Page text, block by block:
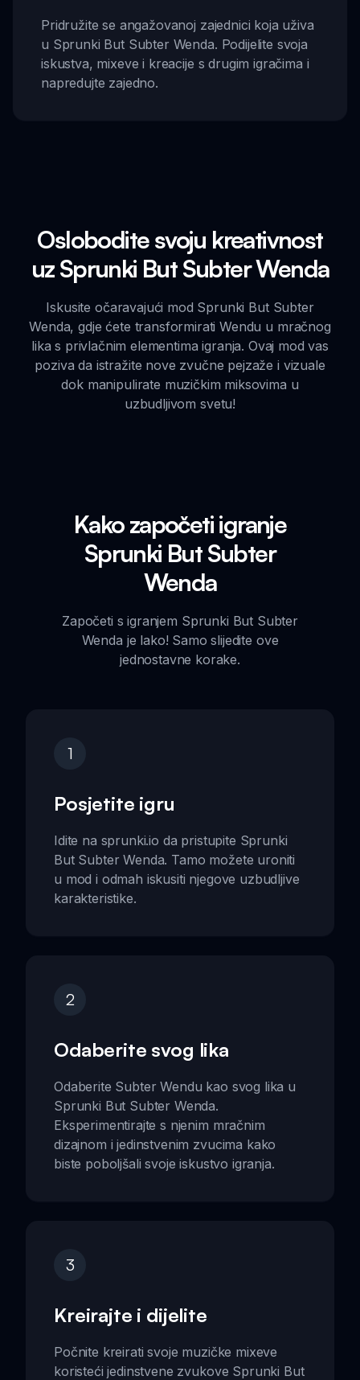
Pridružite se angažovanoj zajednici koja uživa
u Sprunki But Subter Wenda. Podijelite svoja
iskustva, mixeve i kreacije s drugim igračima i
napredujte zajedno.
Oslobodite svoju kreativnost
uz Sprunki But Subter Wenda
Iskusite očaravajući mod Sprunki But Subter
Wenda, gdje ćete transformirati Wendu u mračnog
lika s privlačnim elementima igranja. Ovaj mod vas
poziva da istražite nove zvučne pejzaže i vizuale
dok manipulirate muzičkim miksovima u
uzbudljivom svetu!
Kako započeti igranje
Sprunki But Subter
Wenda
Započeti s igranjem Sprunki But Subter
Wenda je lako! Samo slijedite ove
jednostavne korake.
1
Posjetite igru
Idite na sprunki.io da pristupite Sprunki
But Subter Wenda. Tamo možete uroniti
u mod i odmah iskusiti njegove uzbudljive
karakteristike.
2
Odaberite svog lika
Odaberite Subter Wendu kao svog lika u
Sprunki But Subter Wenda.
Eksperimentirajte s njenim mračnim
dizajnom i jedinstvenim zvucima kako
biste poboljšali svoje iskustvo igranja.
3
Kreirajte i dijelite
Počnite kreirati svoje muzičke mixeve
koristeći jedinstvene zvukove Sprunki But